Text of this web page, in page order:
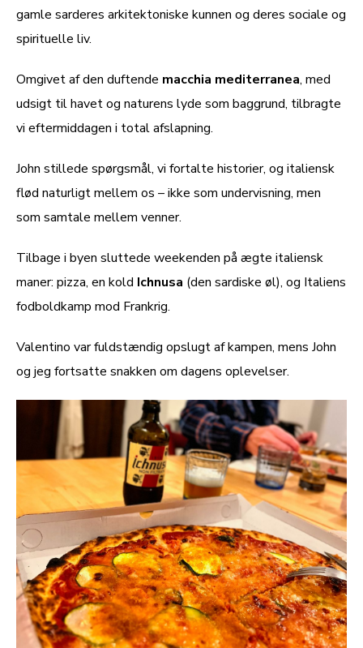
gamle sarderes arkitektoniske kunnen og deres sociale og
spirituelle liv.
Omgivet af den duftende macchia mediterranea, med
udsigt til havet og naturens lyde som baggrund, tilbragte
vi eftermiddagen i total afslapning.
John stillede spørgsmål, vi fortalte historier, og italiensk
flød naturligt mellem os – ikke som undervisning, men
som samtale mellem venner.
Tilbage i byen sluttede weekenden på ægte italiensk
maner: pizza, en kold Ichnusa (den sardiske øl), og Italiens
fodboldkamp mod Frankrig.
Valentino var fuldstændig opslugt af kampen, mens John
og jeg fortsatte snakken om dagens oplevelser.